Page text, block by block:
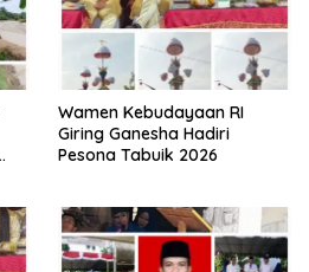
Wamen Kebudayaan RI
Giring Ganesha Hadiri
Pesona Tabuik 2026